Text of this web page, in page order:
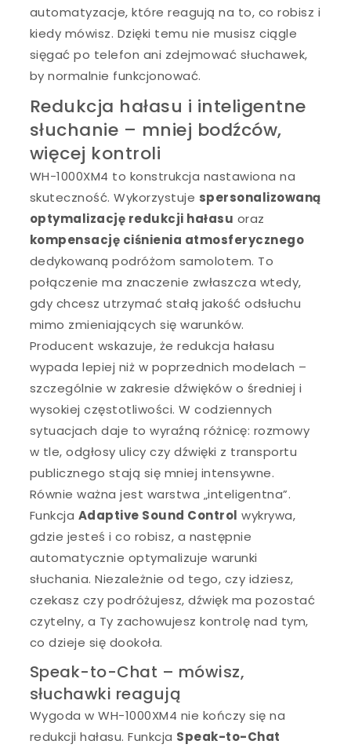
automatyzacje, które reagują na to, co robisz i
kiedy mówisz. Dzięki temu nie musisz ciągle
sięgać po telefon ani zdejmować słuchawek,
by normalnie funkcjonować.
Redukcja hałasu i inteligentne
słuchanie – mniej bodźców,
więcej kontroli
WH-1000XM4 to konstrukcja nastawiona na
skuteczność. Wykorzystuje spersonalizowaną
optymalizację redukcji hałasu oraz
kompensację ciśnienia atmosferycznego
dedykowaną podróżom samolotem. To
połączenie ma znaczenie zwłaszcza wtedy,
gdy chcesz utrzymać stałą jakość odsłuchu
mimo zmieniających się warunków.
Producent wskazuje, że redukcja hałasu
wypada lepiej niż w poprzednich modelach –
szczególnie w zakresie dźwięków o średniej i
wysokiej częstotliwości. W codziennych
sytuacjach daje to wyraźną różnicę: rozmowy
w tle, odgłosy ulicy czy dźwięki z transportu
publicznego stają się mniej intensywne.
Równie ważna jest warstwa „inteligentna”.
Funkcja Adaptive Sound Control wykrywa,
gdzie jesteś i co robisz, a następnie
automatycznie optymalizuje warunki
słuchania. Niezależnie od tego, czy idziesz,
czekasz czy podróżujesz, dźwięk ma pozostać
czytelny, a Ty zachowujesz kontrolę nad tym,
co dzieje się dookoła.
Speak-to-Chat – mówisz,
słuchawki reagują
Wygoda w WH-1000XM4 nie kończy się na
redukcji hałasu. Funkcja Speak-to-Chat